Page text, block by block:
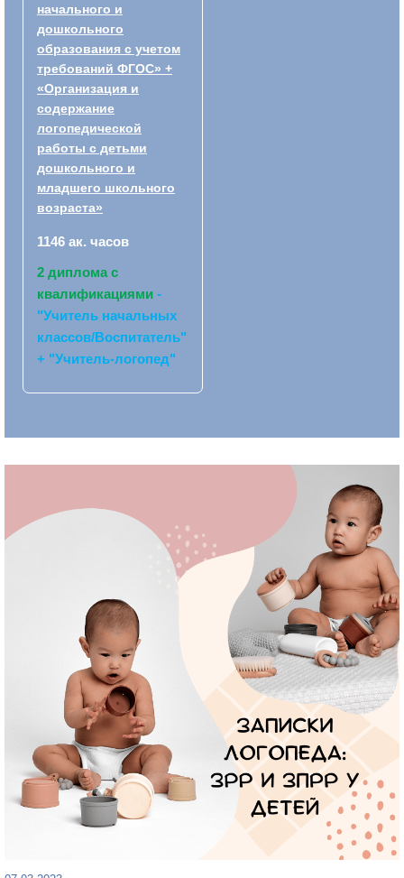
начального и
дошкольного
образования с учетом
требований ФГОС» +
«Организация и
содержание
логопедической
работы с детьми
дошкольного и
младшего школьного
возраста»
1146 ак. часов
2 диплома с
квалификациями -
"Учитель начальных
классов/Воспитатель"
+ "Учитель-логопед"